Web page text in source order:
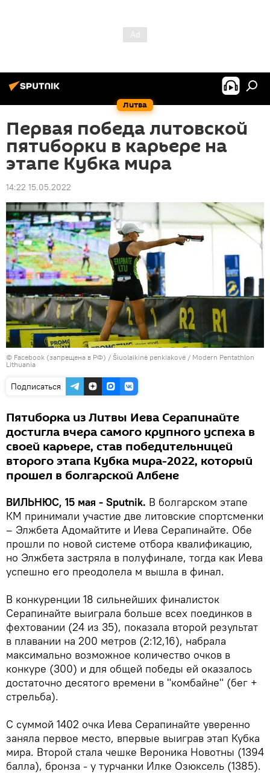
Литва
Первая победа литовской
пятиборки в карьере на
этапе Кубка мира
14:22 15.05.2022
© Facebook (запрещена в РФ) / Šiuolaikinė penkiakovė / Modern Pentathlon
Lithuania
Подписаться
Пятиборка из Литвы Иева Серапинайте
достигла вчера самого крупного успеха в
своей карьере, став победительницей
второго этапа Кубка мира-2022, который
прошел в болгарской Албене
ВИЛЬНЮС, 15 мая - Sputnik. В болгарском этапе
КМ принимали участие две литовские спортсменки
– Элжбета Адомайтите и Иева Серапинайте. Обе
прошли по новой системе отбора квалификацию,
но Элжбета застряла в полуфинале, тогда как Иева
успешно его преодолела м вышла в финал.
В конкуренции 18 сильнейших финалисток
Серапинайте выиграла больше всех поединков в
фехтовании (24 из 35), показала второй результат
в плавании на 200 метров (2:12,16), набрала
максимально возможное количество очков в
конкуре (300) и для общей победы ей оказалось
достаточно десятого времени в "комбайне" (бег +
стрельба).
С суммой 1402 очка Иева Серапинайте уверенно
заняла первое место, впервые выиграв этап Кубка
мира. Второй стала чешке Вероника Новотны (1394
балла), бронза - у турчанки Илке Озюксель (1385).